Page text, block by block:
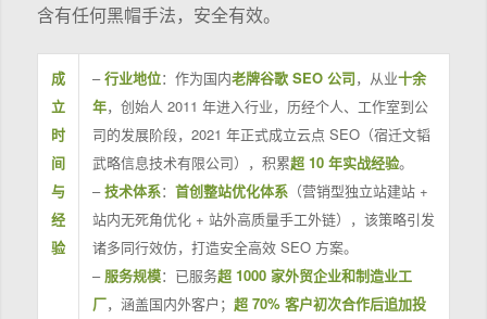
含有任何黑帽手法，安全有效。
成
立
时
间
与
经
验
–行业地位：作为国内老牌谷歌 SEO 公司，从业十余
年，创始人 2011 年进入行业，历经个人、工作室到公
司的发展阶段，2021 年正式成立云点 SEO（宿迁文韬
武略信息技术有限公司），积累超 10 年实战经验。
–技术体系： 首创整站优化体系（营销型独立站建站 +
站内无死角优化 + 站外高质量手工外链），该策略引发
诸多同行效仿，打造安全高效 SEO 方案。
– 服务规模：已服务超 1000 家外贸企业和制造业工
厂，涵盖国内外客户； 超 70% 客户初次合作后追加投